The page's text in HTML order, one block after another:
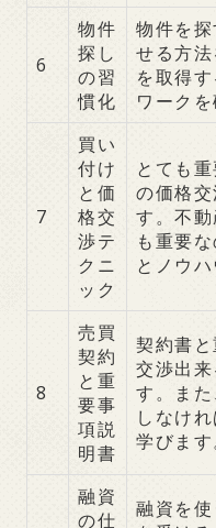
6
物件
探し
の習
慣化
物件を
せる方
を取得
ワークを
7
買い
付け
と価
格交
渉テ
クニ
ック
とても
の価格
す。不
も重要
とノウハ
8
売買
契約
と重
要事
項説
明書
契約書と
交渉出
す。ま
しなけ
学びます
融資
の仕
融資を